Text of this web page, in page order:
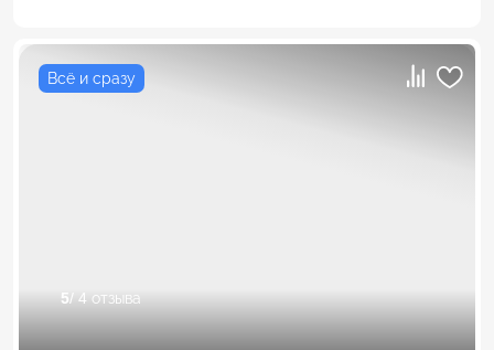
Всё и сразу
5/ 4 отзыва